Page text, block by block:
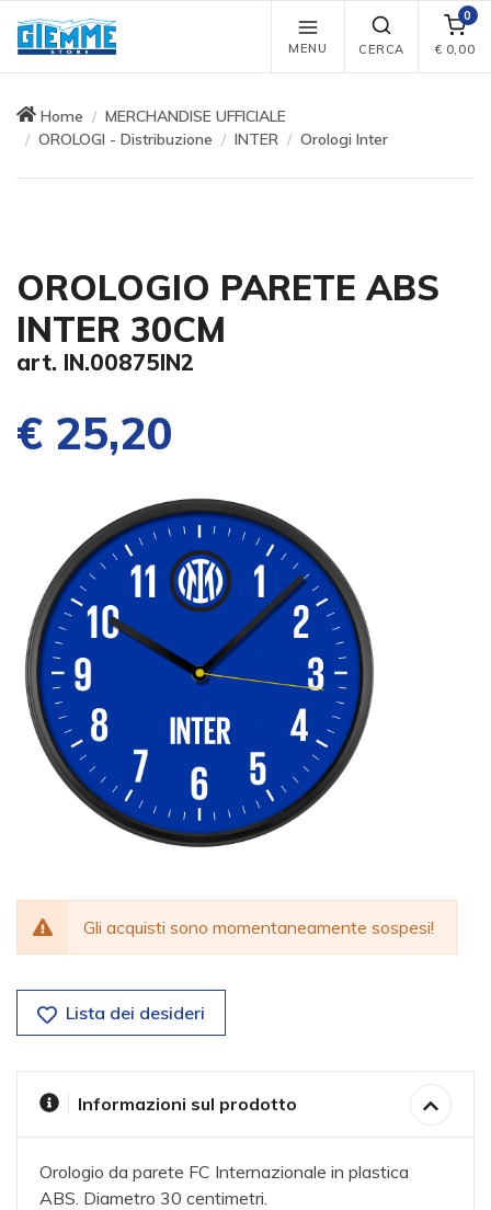
MENU CERCA
0
€ 0,00
Home
MERCHANDISE UFFICIALE
OROLOGI - Distribuzione
INTER Orologi Inter
OROLOGIO PARETE ABS
INTER 30CM
art. IN.00875IN2
€ 25,20
Gli acquisti sono momentaneamente sospesi!
Lista dei desideri
Informazioni sul prodotto
Orologio da parete FC Internazionale in plastica
ABS. Diametro 30 centimetri.